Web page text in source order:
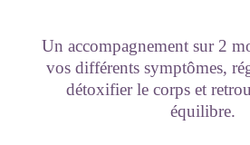
Un accompagnement sur 2
vos différents symptômes,
détoxifier le corps et
équilibre.